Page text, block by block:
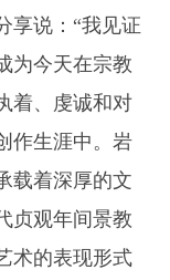
享说：“我见证
为今天在宗教
着、虔诚和对
作生涯中。岩
载着深厚的文
贞观年间景教
术的表现形式